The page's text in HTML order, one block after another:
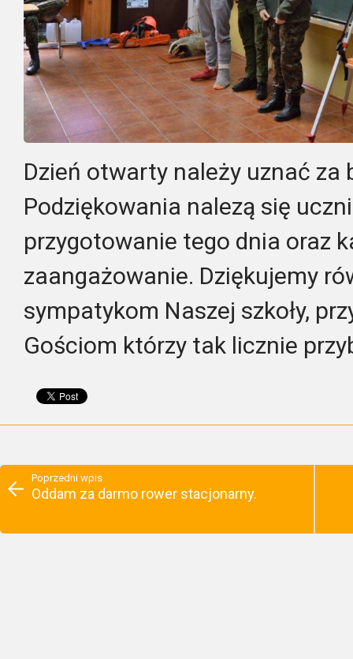
Dzień otwarty należy uznać za
Podziękowania nalezą się
przygotowanie tego dnia oraz
zaangażowanie. Dziękujemy
sympatykom Naszej szkoły,
Gościom którzy tak licznie
Poprzedni wpis
Oddam za darmo rower stacjonarny.